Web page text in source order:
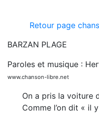
Retour page
BARZAN PLAGE
Paroles et musique :
www.chanson-libre.net
On a pris la voiture
Comme l’on dit « il